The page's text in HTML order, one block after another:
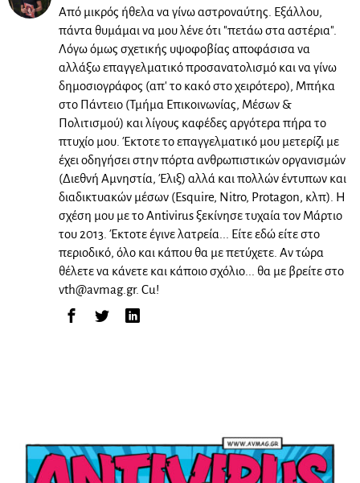
Από μικρός ήθελα να γίνω αστροναύτης. Εξάλλου,
πάντα θυμάμαι να μου λένε ότι "πετάω στα αστέρια".
Λόγω όμως σχετικής υψοφοβίας αποφάσισα να
αλλάξω επαγγελματικό προσανατολισμό και να γίνω
δημοσιογράφος (απ' το κακό στο χειρότερο), Μπήκα
στο Πάντειο (Τμήμα Επικοινωνίας, Μέσων &
Πολιτισμού) και λίγους καφέδες αργότερα πήρα το
πτυχίο μου. Έκτοτε το επαγγελματικό μου μετερίζι με
έχει οδηγήσει στην πόρτα ανθρωπιστικών οργανισμών
(Διεθνή Αμνηστία, Έλιξ) αλλά και πολλών έντυπων και
διαδικτυακών μέσων (Esquire, Nitro, Protagon, κλπ). Η
σχέση μου με το Antivirus ξεκίνησε τυχαία τον Μάρτιο
του 2013. Έκτοτε έγινε λατρεία... Είτε εδώ είτε στο
περιοδικό, όλο και κάπου θα με πετύχετε. Αν τώρα
θέλετε να κάνετε και κάποιο σχόλιο... θα με βρείτε στο
vth@avmag.gr. Cu!